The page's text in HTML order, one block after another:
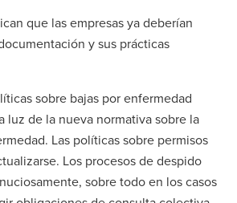
que las empresas ya deberían
y sus prácticas
sobre bajas por enfermedad
luz de la nueva normativa sobre la
Las políticas sobre permisos
Los procesos de despido
sobre todo en los casos